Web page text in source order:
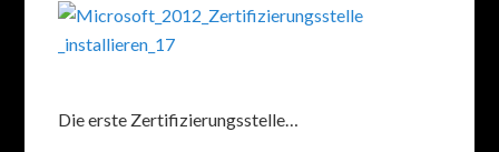
Die erste Zertifizierungsstelle…